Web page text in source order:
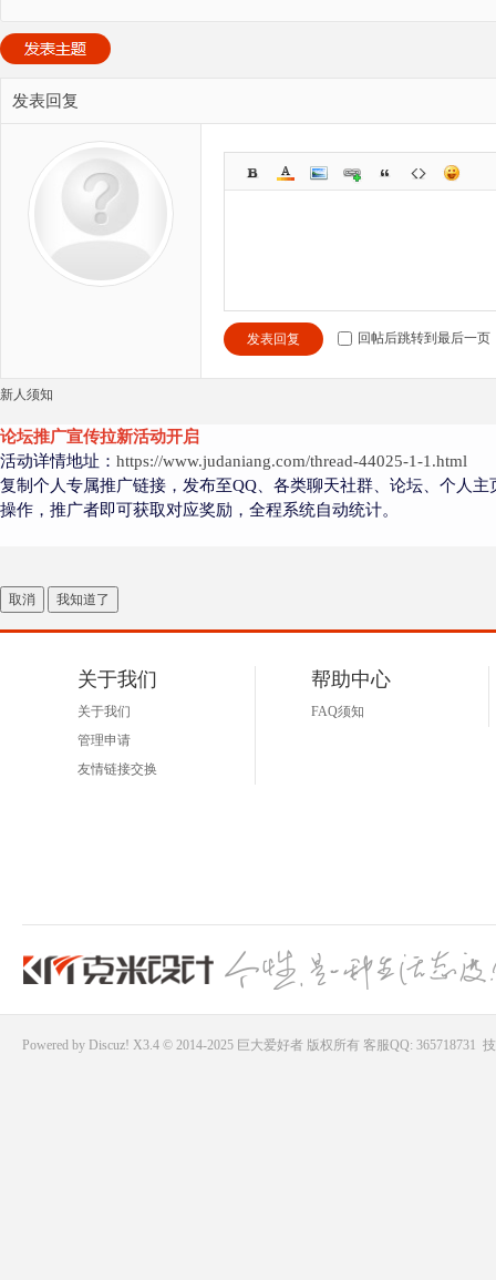
发表回复
发表回复 回帖后跳转到最后一页
新人须知
论坛推广宣传拉新活动开启
活动详情地址： https://www.judaniang.com/thread-44025-1-1.html
复制个人专属推广链接，发布至QQ、各类聊天社群、论坛、个人
操作，推广者即可获取对应奖励，全程系统自动统计。
取消 我知道了
关于我们
关于我们
管理申请
友情链接交换
帮助中心
FAQ须知
Powered by Discuz! X3.4 © 2014-2025 巨大爱好者版权所有 客服QQ: 365718731